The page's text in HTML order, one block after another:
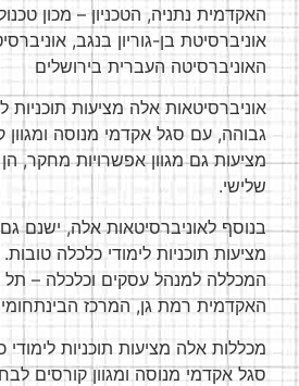
האקדמית נתניה, הטכניון – מכון
אוניברסיטת בן-גוריון בנגב,
האוניברסיטה העברית בירושלים
אוניברסיטאות אלה מציעות תוכניות
גבוהה, עם סגל אקדמי מנוסה ומגוון
מציעות גם מגוון אפשרויות מחקר,
שלישי.
בנוסף לאוניברסיטאות אלה, ישנם
מציעות תוכניות לימודי כלכלה
המכללה למנהל עסקים וכלכלה –
האקדמית רמת גן, המרכז
מכללות אלה מציעות תוכניות לימודי
סגל אקדמי מנוסה ומגוון קורסים